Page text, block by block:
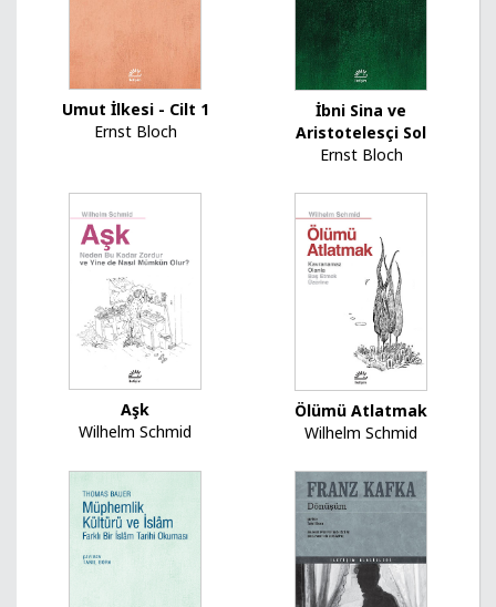
Umut İlkesi - Cilt 1
Ernst Bloch
İbni Sina ve
Aristotelesçi Sol
Ernst Bloch
Aşk
Wilhelm Schmid
Ölümü Atlatmak
Wilhelm Schmid